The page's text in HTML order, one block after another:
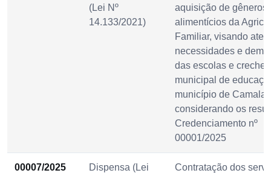
(Lei Nº
14.133/2021)
aquisição de gêneros
alimentícios da
Familiar, visando
necessidades e
das escolas e
municipal de
município de
considerando os
Credenciamento nº
00001/2025
00007/2025
Dispensa (Lei
Contratação dos